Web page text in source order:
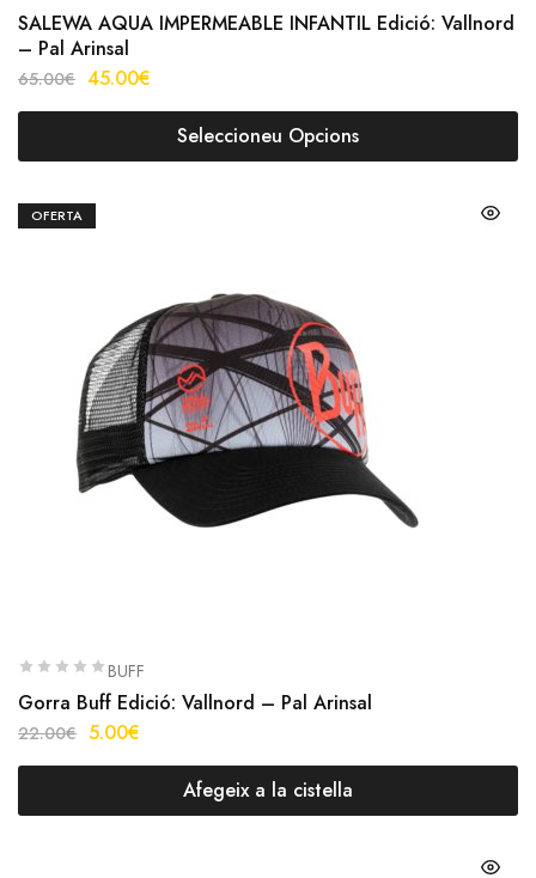
SALEWA AQUA IMPERMEABLE INFANTIL Edició: Vallnord
– Pal Arinsal
65.00€ 45.00€
Seleccioneu Opcions
OFERTA
BUFF
Gorra Buff Edició: Vallnord – Pal Arinsal
22.00€ 5.00€
Afegeix a la cistella